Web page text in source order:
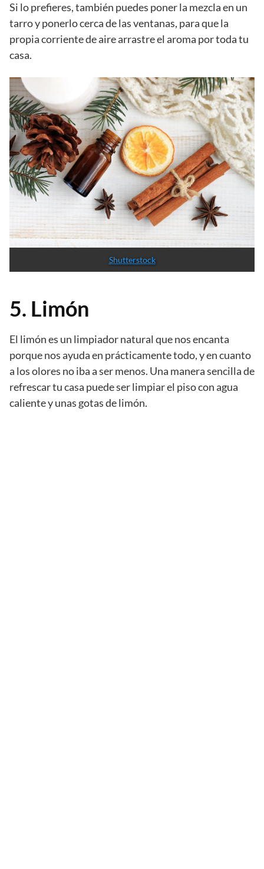
Si lo prefieres, también puedes poner la mezcla en un
tarro y ponerlo cerca de las ventanas, para que la
propia corriente de aire arrastre el aroma por toda tu
casa.
Shutterstock
5. Limón
El limón es un limpiador natural que nos encanta
porque nos ayuda en prácticamente todo, y en cuanto
a los olores no iba a ser menos. Una manera sencilla de
refrescar tu casa puede ser limpiar el piso con agua
caliente y unas gotas de limón.